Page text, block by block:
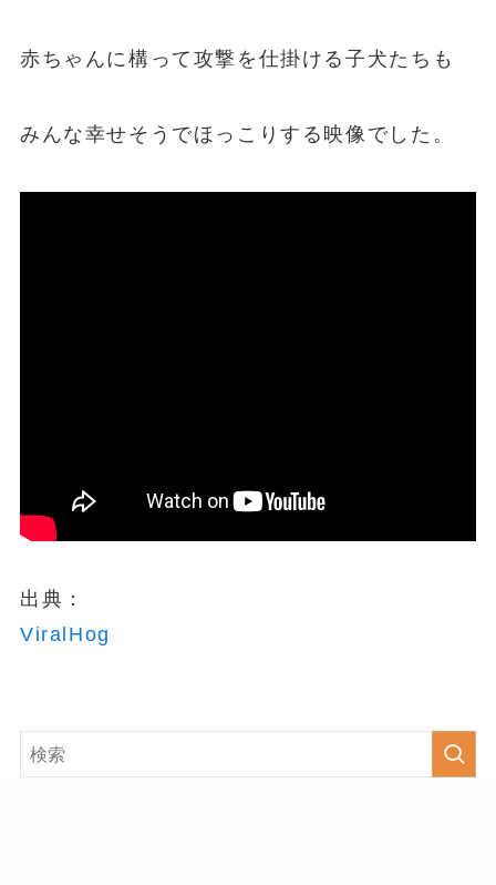
赤ちゃんに構って攻撃を仕掛ける子犬たちも
みんな幸せそうでほっこりする映像でした。
出典：
ViralHog